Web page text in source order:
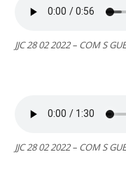
JJC 28 02 2022 – COM S
JJC 28 02 2022 – COM S